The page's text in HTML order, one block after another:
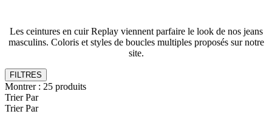
Les ceintures en cuir Replay viennent parfaire le look de nos jeans
masculins. Coloris et styles de boucles multiples proposés sur notre
site.
FILTRES
Montrer : 25 produits
Trier Par
Trier Par